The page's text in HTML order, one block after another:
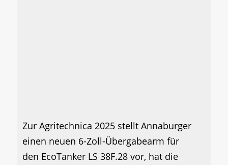
Zur Agritechnica 2025 stellt Annaburger
einen neuen 6-Zoll-Übergabearm für
den EcoTanker LS 38F.28 vor, hat die